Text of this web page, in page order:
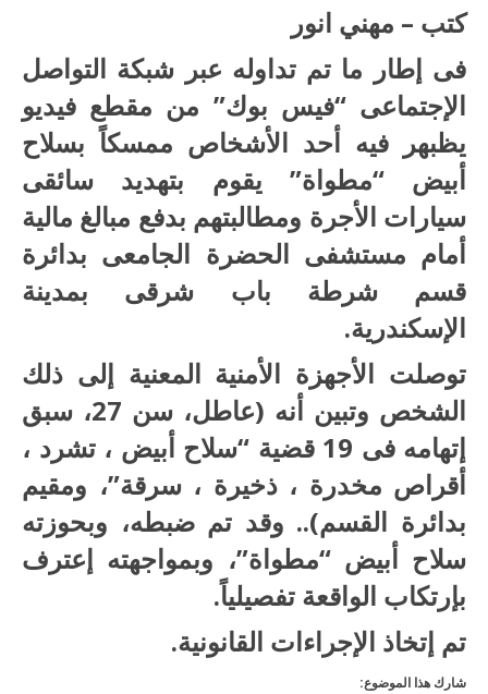
عن
بلطجي
مغلقة
كتب – مهني انور
فى إطار ما تم تداوله عبر شبكة التواصل
الإجتماعى “فيس بوك” من مقطع فيديو
يظبهر فيه أحد الأشخاص ممسكاً بسلاح
أبيض “مطواة” يقوم بتهديد سائقى
سيارات الأجرة ومطالبتهم بدفع مبالغ مالية
أمام مستشفى الحضرة الجامعى بدائرة
قسم شرطة باب شرقى بمدينة
الإسكندرية.
توصلت الأجهزة الأمنية المعنية إلى ذلك
الشخص وتبين أنه (عاطل، سن 27، سبق
إتهامه فى 19 قضية “سلاح أبيض ، تشرد ،
أقراص مخدرة ، ذخيرة ، سرقة”، ومقيم
بدائرة القسم).. وقد تم ضبطه، وبحوزته
سلاح أبيض “مطواة”، وبمواجهته إعترف
بإرتكاب الواقعة تفصيلياً.
تم إتخاذ الإجراءات القانونية.
شارك هذا الموضوع: